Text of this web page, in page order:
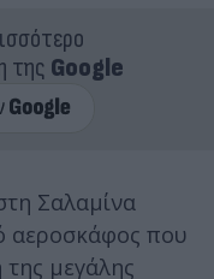
της Google
Σαλαμίνα
αεροσκάφος που
της μεγάλης